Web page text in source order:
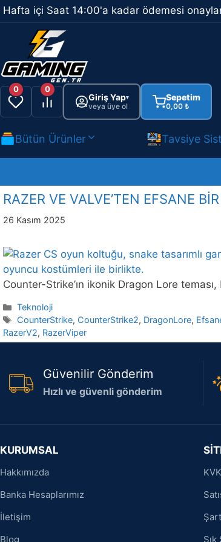
İçeriğe
atla
Hafta içi Saat 14:00'a kadar ödemesi
0 0
Giriş Yap▾
veya üye ol
Sepetim
0,00 ₺
Bütün Ürünler Tavsiye
RAZER VE VALVE’TEN EFSANE
26 Kasım 2025
Counter-Strike’ın ikonik Dragon Lore
Kategoriler
Teknoloji
Etiketler
CounterStrike, CounterStrike2, DragonLore,
RazerV2, RazerViper
Güvenilir Gönderim
Hızlı ve güvenli gönderim
KURUMSAL
Hakkımızda
Banka Hesaplarımız
İletişim
Blog